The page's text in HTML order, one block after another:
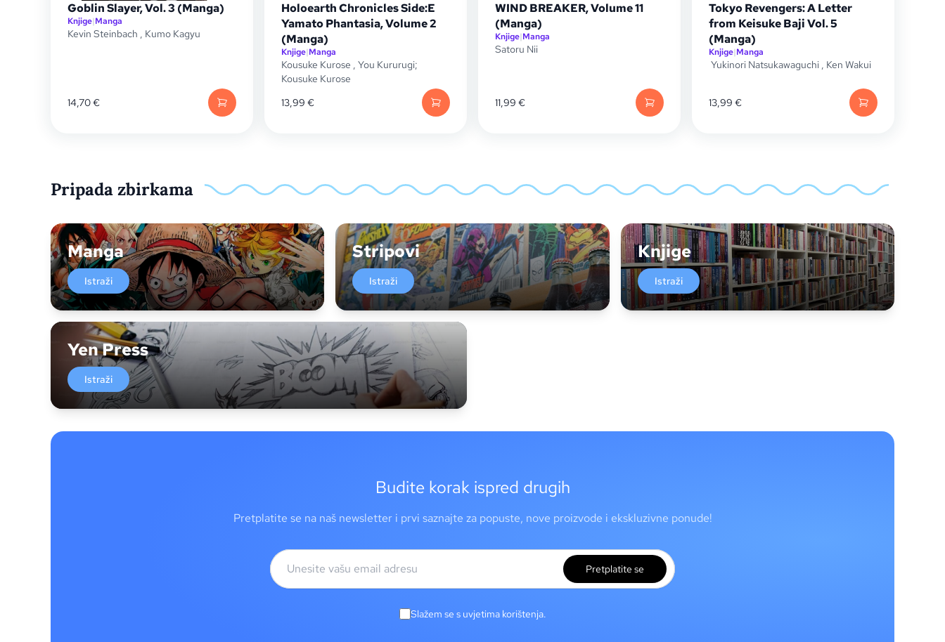
Goblin Slayer, Vol. 3 (Manga)
Knjige|Manga
Kevin Steinbach , Kumo Kagyu
14,70€
Holoearth Chronicles Side:E
Yamato Phantasia, Volume 2
(Manga)
Knjige|Manga
Kousuke Kurose , You Kururugi;
Kousuke Kurose
13,99 €
WIND BREAKER, Volume 11
(Manga)
Knjige|Manga
Satoru Nii
11,99 €
Tokyo Revengers: A Letter
from Keisuke Baji Vol. 5
(Manga)
Knjige|Manga
Yukinori Natsukawaguchi , Ken Wakui
13,99 €
Pripada zbirkama
Manga
Istraži
Stripovi
Istraži
Knjige
Istraži
Yen Press
Istraži
Budite korak ispred drugih
Pretplatite se na naš newsletter i prvi saznajte za popuste, nove proizvode i ekskluzivne ponude!
Pretplatite se
Slažem se s uvjetima korištenja.